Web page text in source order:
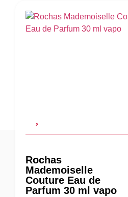
Rochas
Mademoiselle
Couture Eau de
Parfum 30 ml vapo